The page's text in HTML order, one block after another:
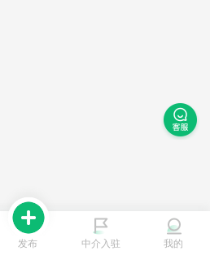
发布 中介入驻 我的